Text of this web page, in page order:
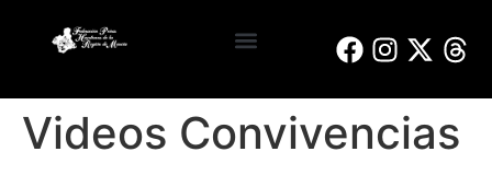
Videos Convivencias